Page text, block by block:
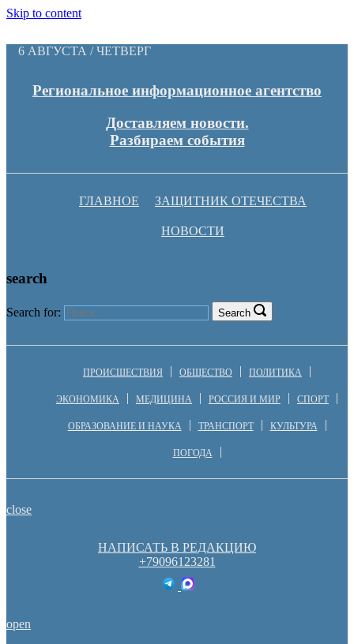
Skip to content
6 АВГУСТА / ЧЕТВЕРГ
Региональное информационное агентство
Доставляем новости.
Разбираем события
ГЛАВНОЕ ЗАЩИТНИК ОТЕЧЕСТВА
НОВОСТИ
search
Search for: Search
ПРОИСШЕСТВИЯ ОБЩЕСТВО ПОЛИТИКА
ЭКОНОМИКА МЕДИЦИНА РОССИЯ И МИР СПОРТ
ОБРАЗОВАНИЕ И НАУКА ТРАНСПОРТ КУЛЬТУРА
ПОГОДА
close
НАПИСАТЬ В РЕДАКЦИЮ
+79096123281
open